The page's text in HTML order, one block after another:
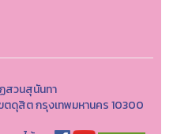
สวนสุนันทา
ตดุสิต กรุงเทพมหานคร 10300